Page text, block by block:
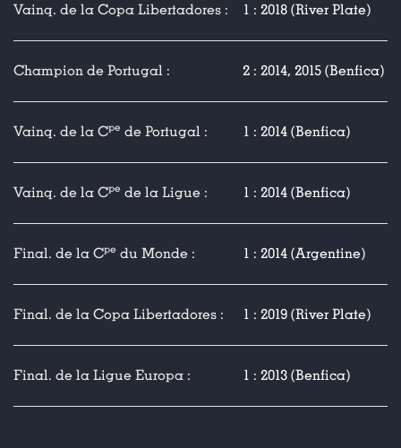
Vainq. de la Copa Libertadores : 1 : 2018 (River Plate)
Champion de Portugal : 2 : 2014, 2015 (Benfica)
Vainq. de la Cpe de Portugal : 1 : 2014 (Benfica)
Vainq. de la Cpe de la Ligue : 1 : 2014 (Benfica)
Final. de la Cpe du Monde : 1 : 2014 (Argentine)
Final. de la Copa Libertadores : 1 : 2019 (River Plate)
Final. de la Ligue Europa : 1 : 2013 (Benfica)